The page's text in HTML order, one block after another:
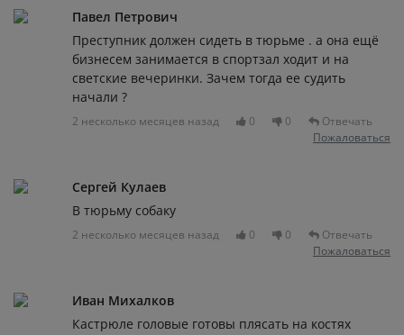
Павел Петрович
Преступник должен сидеть в тюрьме . а она ещё
бизнесем занимается в спортзал ходит и на
светские вечеринки. Зачем тогда ее судить
начали ?
2 несколько месяцев назад 0 0
Отвечать
Пожаловаться
Сергей Кулаев
В тюрьму собаку
2 несколько месяцев назад 0 0
Отвечать
Пожаловаться
Иван Михалков
Кастрюле головые готовы плясать на костях